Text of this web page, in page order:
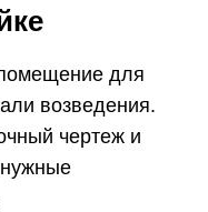
для
возведения.
чертеж и
нужные